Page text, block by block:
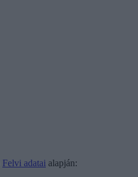
Felvi adatai alapján: